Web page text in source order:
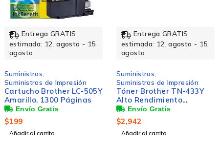
Entrega GRATIS
estimada: 12. agosto - 15.
agosto
Suministros
Suministros de Impresión
Tóner Brother TN-433Y
Alto Rendimiento
Amarillo, 4.000 Páginas
$2,942
Añadir al carrito
Entrega GRATIS
estimada: 12. agosto - 15.
agosto
Suministros
Suministros de Oficina
Brother Etiqueta Pre-
Cortada DK-1201, 400
Etiquetas
$167
Añadir al carrito